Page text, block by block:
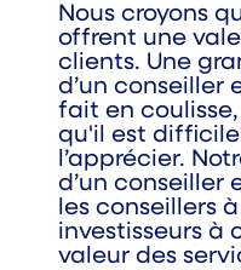
Nous croyons
offrent une
clients. Une
d’un conseiller
fait en
qu'il est
l’apprécier.
d’un conseiller
les conseillers
investisseurs à
valeur des